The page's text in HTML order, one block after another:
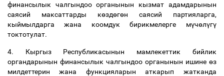
финансылык чалгындоо органынын кызмат адамдарынын
саясий максаттарды көздөгөн саясий партияларга,
кыймылдарга жана коомдук бирикмелерге мүчөлүгү
токтотулат.
4. Кыргыз Республикасынын мамлекеттик бийлик
органдарынын финансылык чалгындоо органынын ишине өз
милдеттерин жана функцияларын аткарып жатканда